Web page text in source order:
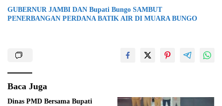
GUBERNUR JAMBI DAN Bupati Bungo SAMBUT
PENERBANGAN PERDANA BATIK AIR DI MUARA BUNGO
Baca Juga
Dinas PMD Bersama Bupati